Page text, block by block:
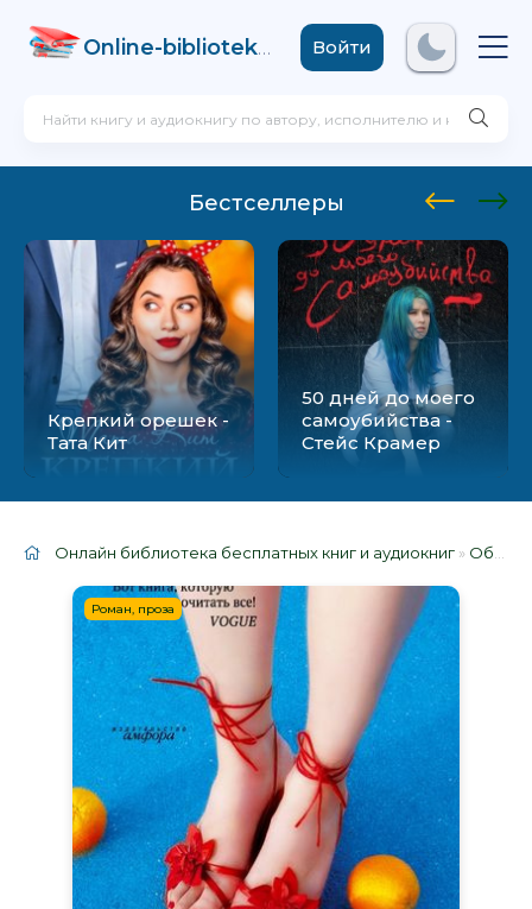
Online-biblioteka .comВойти
Бестселлеры
Крепкий орешек -
Тата Кит
50 дней до моего
самоубийства -
Стейс Крамер
Онлайн библиотека бесплатных книг и аудиокниг » Облако тегов
Роман, проза